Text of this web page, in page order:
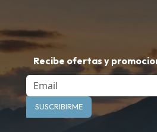
Recibe ofertas y
Email
SUSCRIBIRME